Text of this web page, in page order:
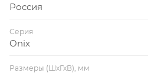
Россия
Серия
Onix
Размеры (ШхГхВ), мм